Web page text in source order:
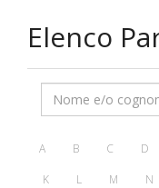
Elenco
A B C D
K
L M N